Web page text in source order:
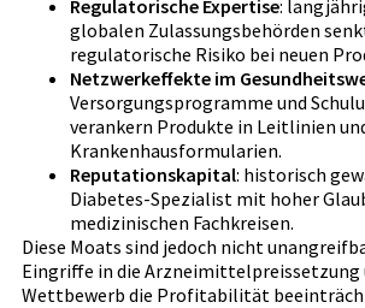
Regulatorische Expertise:
globalen Zulassungsbehörden
regulatorische Risiko bei neuen
Netzwerkeffekte im
Versorgungsprogramme und
verankern Produkte in Leitlinien
Krankenhausformularien.
Reputationskapital: historisch
Diabetes-Spezialist mit hoher
medizinischen Fachkreisen.
Diese Moats sind jedoch nicht
Eingriffe in die
Wettbewerb die Profitabilität